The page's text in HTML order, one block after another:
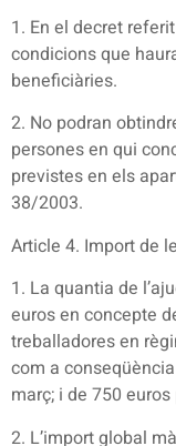
1. En el decret
condicions que
beneficiàries.
2. No podran
persones en qui
previstes en els
38/2003.
Article 4. Import de
1. La quantia de
euros en concepte
treballadores en
com a
març; i de 750
2. L’import global